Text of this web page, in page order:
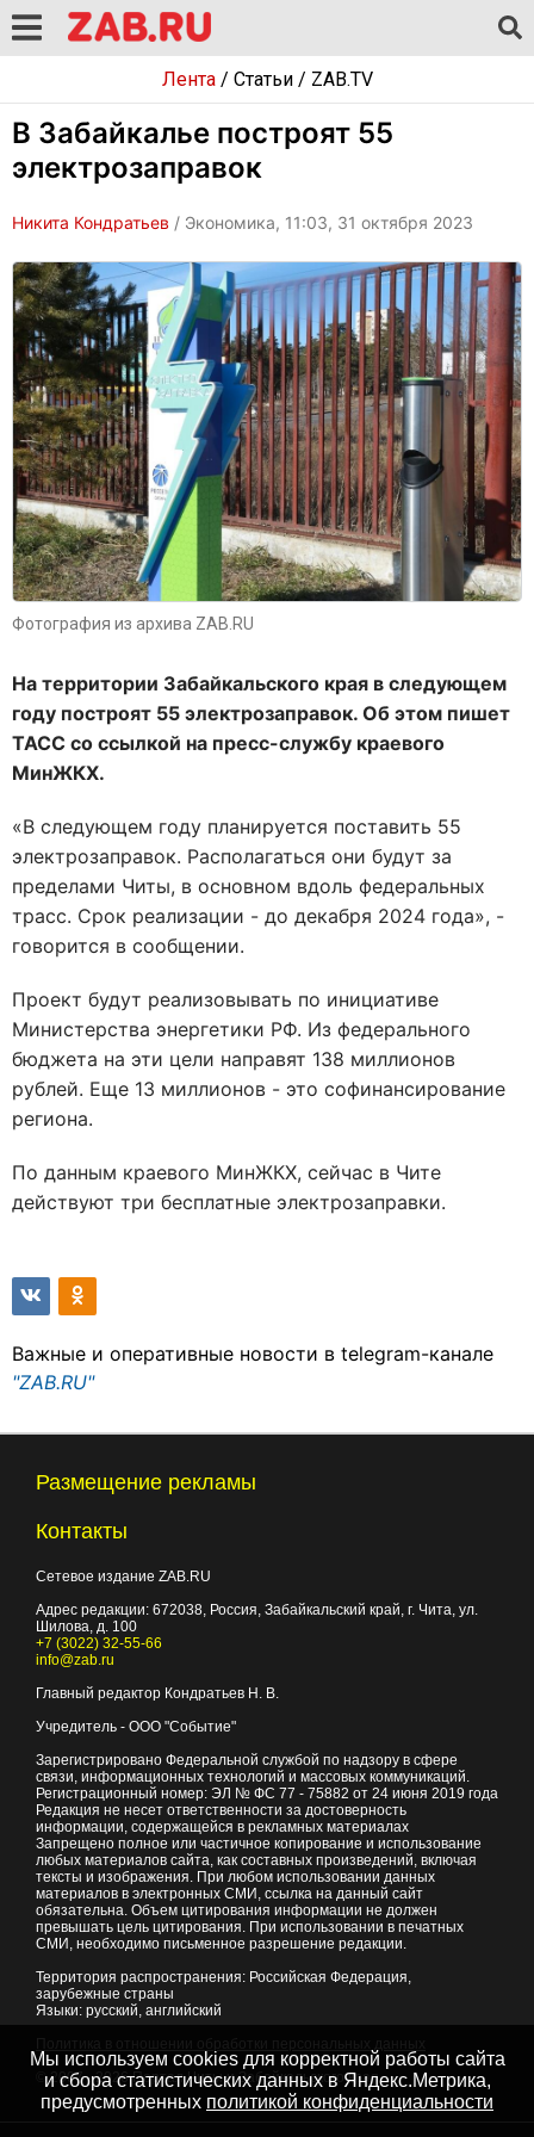
Лента/ Статьи/ ZAB.TV
В Забайкалье построят 55
электрозаправок
Никита Кондратьев / Экономика, 11:03, 31 октября 2023
Фотография из архива ZAB.RU
На территории Забайкальского края в следующем
году построят 55 электрозаправок. Об этом пишет
ТАСС со ссылкой на пресс-службу краевого
МинЖКХ.
«В следующем году планируется поставить 55
электрозаправок. Располагаться они будут за
пределами Читы, в основном вдоль федеральных
трасс. Срок реализации - до декабря 2024 года», -
говорится в сообщении.
Проект будут реализовывать по инициативе
Министерства энергетики РФ. Из федерального
бюджета на эти цели направят 138 миллионов
рублей. Еще 13 миллионов - это софинансирование
региона.
По данным краевого МинЖКХ, сейчас в Чите
действуют три бесплатные электрозаправки.
Важные и оперативные новости в telegram-канале
"ZAB.RU"
Размещение рекламы
Контакты
Сетевое издание ZAB.RU
Адрес редакции: 672038 , Россия, Забайкальский край, г. Чита ул.
Шилова, д. 100
+7 (3022) 32-55-66
info@zab.ru
Главный редактор Кондратьев Н. В.
Учредитель - ООО "Событие"
Зарегистрировано Федеральной службой по надзору в сфере
связи, информационных технологий и массовых коммуникаций.
Регистрационный номер: ЭЛ № ФС 77 - 75882 от 24 июня 2019 года
Редакция не несет ответственности за достоверность
информации, содержащейся в рекламных материалах
Запрещено полное или частичное копирование и использование
любых материалов сайта, как составных произведений, включая
тексты и изображения. При любом использовании данных
материалов в электронных СМИ, ссылка на данный сайт
обязательна. Объем цитирования информации не должен
превышать цель цитирования. При использовании в печатных
СМИ, необходимо письменное разрешение редакции.
Территория распространения: Российская Федерация,
зарубежные страны
Языки: русский, английский
© 2007 - 2026Портал Читы и Забайкальского края
Мы используем cookies для корректной работы сайта
и сбора статистических данных в Яндекс.Метрика,
предусмотренных политикой конфиденциальности